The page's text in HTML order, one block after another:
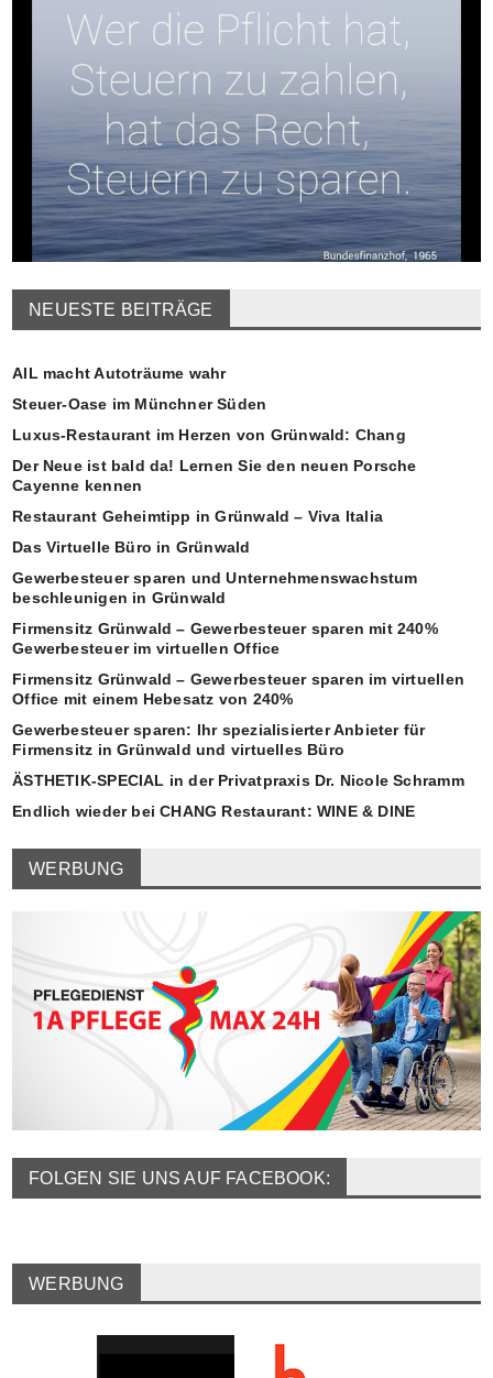
NEUESTE BEITRÄGE
AIL macht Autoträume wahr
Steuer-Oase im Münchner Süden
Luxus-Restaurant im Herzen von Grünwald: Chang
Der Neue ist bald da! Lernen Sie den neuen Porsche
Cayenne kennen
Restaurant Geheimtipp in Grünwald – Viva Italia
Das Virtuelle Büro in Grünwald
Gewerbesteuer sparen und Unternehmenswachstum
beschleunigen in Grünwald
Firmensitz Grünwald – Gewerbesteuer sparen mit 240%
Gewerbesteuer im virtuellen Office
Firmensitz Grünwald – Gewerbesteuer sparen im virtuellen
Office mit einem Hebesatz von 240%
Gewerbesteuer sparen: Ihr spezialisierter Anbieter für
Firmensitz in Grünwald und virtuelles Büro
ÄSTHETIK-SPECIAL in der Privatpraxis Dr. Nicole Schramm
Endlich wieder bei CHANG Restaurant: WINE & DINE
WERBUNG
FOLGEN SIE UNS AUF FACEBOOK:
WERBUNG